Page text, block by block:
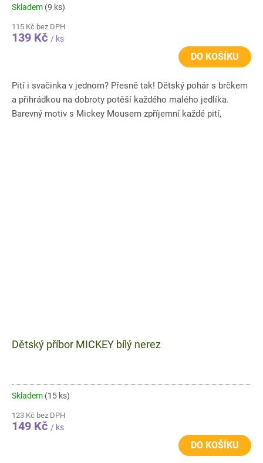
Skladem (9 ks)
115 Kč bez DPH
139 Kč / ks
DO KOŠÍKU
Pití i svačinka v jednom? Přesně tak! Dětský pohár s brčkem
a přihrádkou na dobroty potěší každého malého jedlíka.
Barevný motiv s Mickey Mousem zpříjemní každé pití,
Dětský příbor MICKEY bílý nerez
Skladem (15 ks)
123 Kč bez DPH
149 Kč / ks
DO KOŠÍKU